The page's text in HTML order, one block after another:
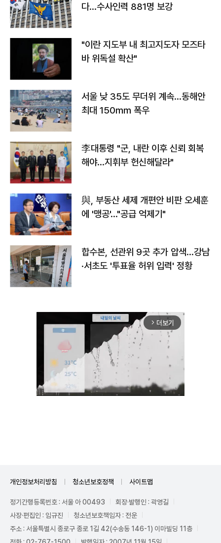
다…수사인력 881명 보강
"이란 지도부 내 최고지도자 모즈타
바 위독설 확산"
서울 낮 35도 무더위 계속…동해안
최대 150㎜ 폭우
李대통령 "군, 내란 이후 신뢰 회복
해야…지휘부 헌신해달라"
與, 부동산 세제 개편안 비판 오세훈
에 '맹공'…"공급 억제기"
합수본, 선관위 9곳 추가 압색…강남
·서초도 '투표율 허위 입력' 정황
arrow_forward_ios 더보기
개인정보처리방침 청소년보호정책 사이트맵
정기간행등록번호 : 서울 아 00493
회장·발행인 : 곽영길
사장·편집인 : 임규진
청소년보호책임자 : 전운
주소 : 서울특별시 종로구 종로 1길 42(수송동 146-1) 이마빌딩 11층